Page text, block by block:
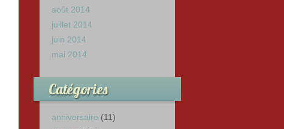
août 2014
juillet 2014
juin 2014
mai 2014
Catégories
anniversaire (11)